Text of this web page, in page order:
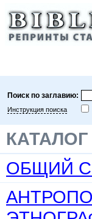
Поиск по заглавию:
Инструкция поиска
ОБЩИЙ